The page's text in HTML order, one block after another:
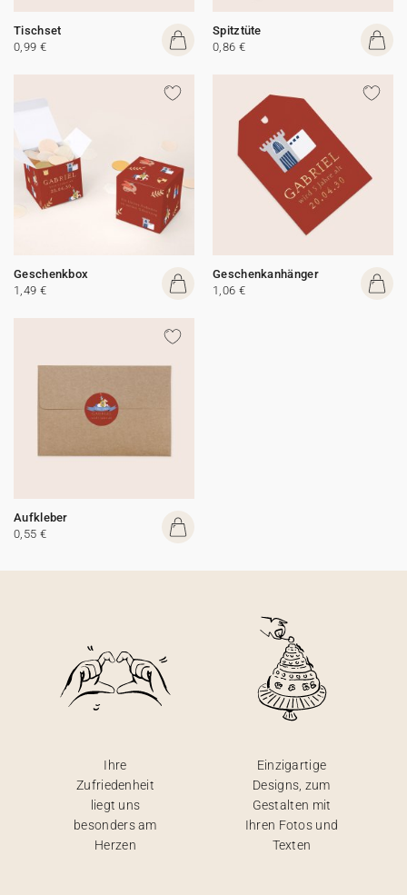
Tischset
0,99 €
Spitztüte
0,86 €
Geschenkbox
1,49 €
Geschenkanhänger
1,06 €
Aufkleber
0,55 €
Ihre
Zufriedenheit
liegt uns
besonders am
Herzen
Einzigartige
Designs, zum
Gestalten mit
Ihren Fotos und
Texten